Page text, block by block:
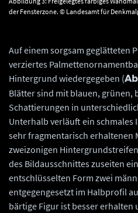
der Fensterzone. © Landesamt für
Auf einem sorgsam geglätteten
verziertes
Hintergrund wiedergegeben (
Blätter sind mit blauen, grünen,
Schattierungen in
Unterhalb verläuft ein
sehr fragmentarisch erhaltenen
zweizonigen
des Bildausschnittes zuseiten
entschlüsselten Form zwei
entgegengesetzt im Halbprofil
bärtige Figur ist besser erhalten